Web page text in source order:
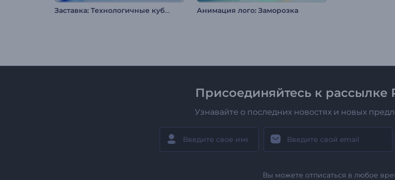
Заставка: Технологичные кубы из стекла Анимация лого: Заморозка
Присоединяйтесь к рассылке
Узнавайте о последних новостях и новых
Вы можете отписаться в любое